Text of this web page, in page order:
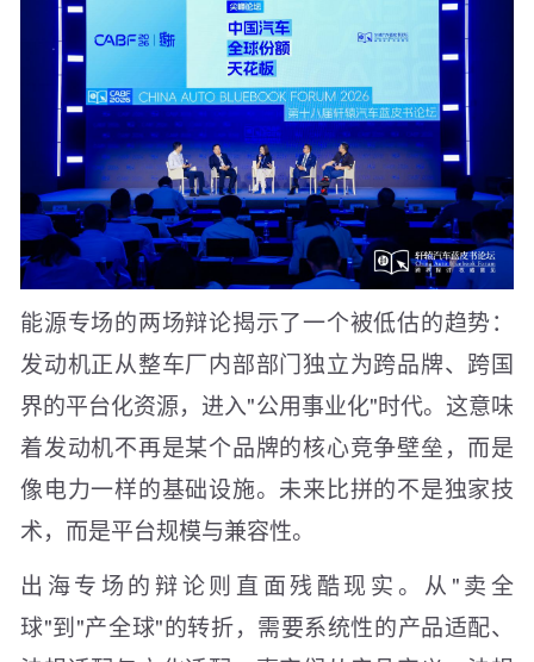
能源专场的两场辩论揭示了一个被低估的趋势：
发动机正从整车厂内部部门独立为跨品牌、跨国
界的平台化资源，进入"公用事业化"时代。这意味
着发动机不再是某个品牌的核心竞争壁垒，而是
像电力一样的基础设施。未来比拼的不是独家技
术，而是平台规模与兼容性。
出海专场的辩论则直面残酷现实。从"卖全
球"到"产全球"的转折，需要系统性的产品适配、